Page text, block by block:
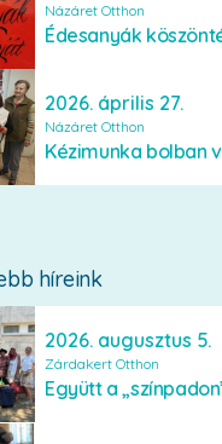
Názáret Otthon
Édesanyák
2026. április 27.
Názáret Otthon
Kézimunka bolban
híreink
2026. augusztus 5.
Zárdakert Otthon